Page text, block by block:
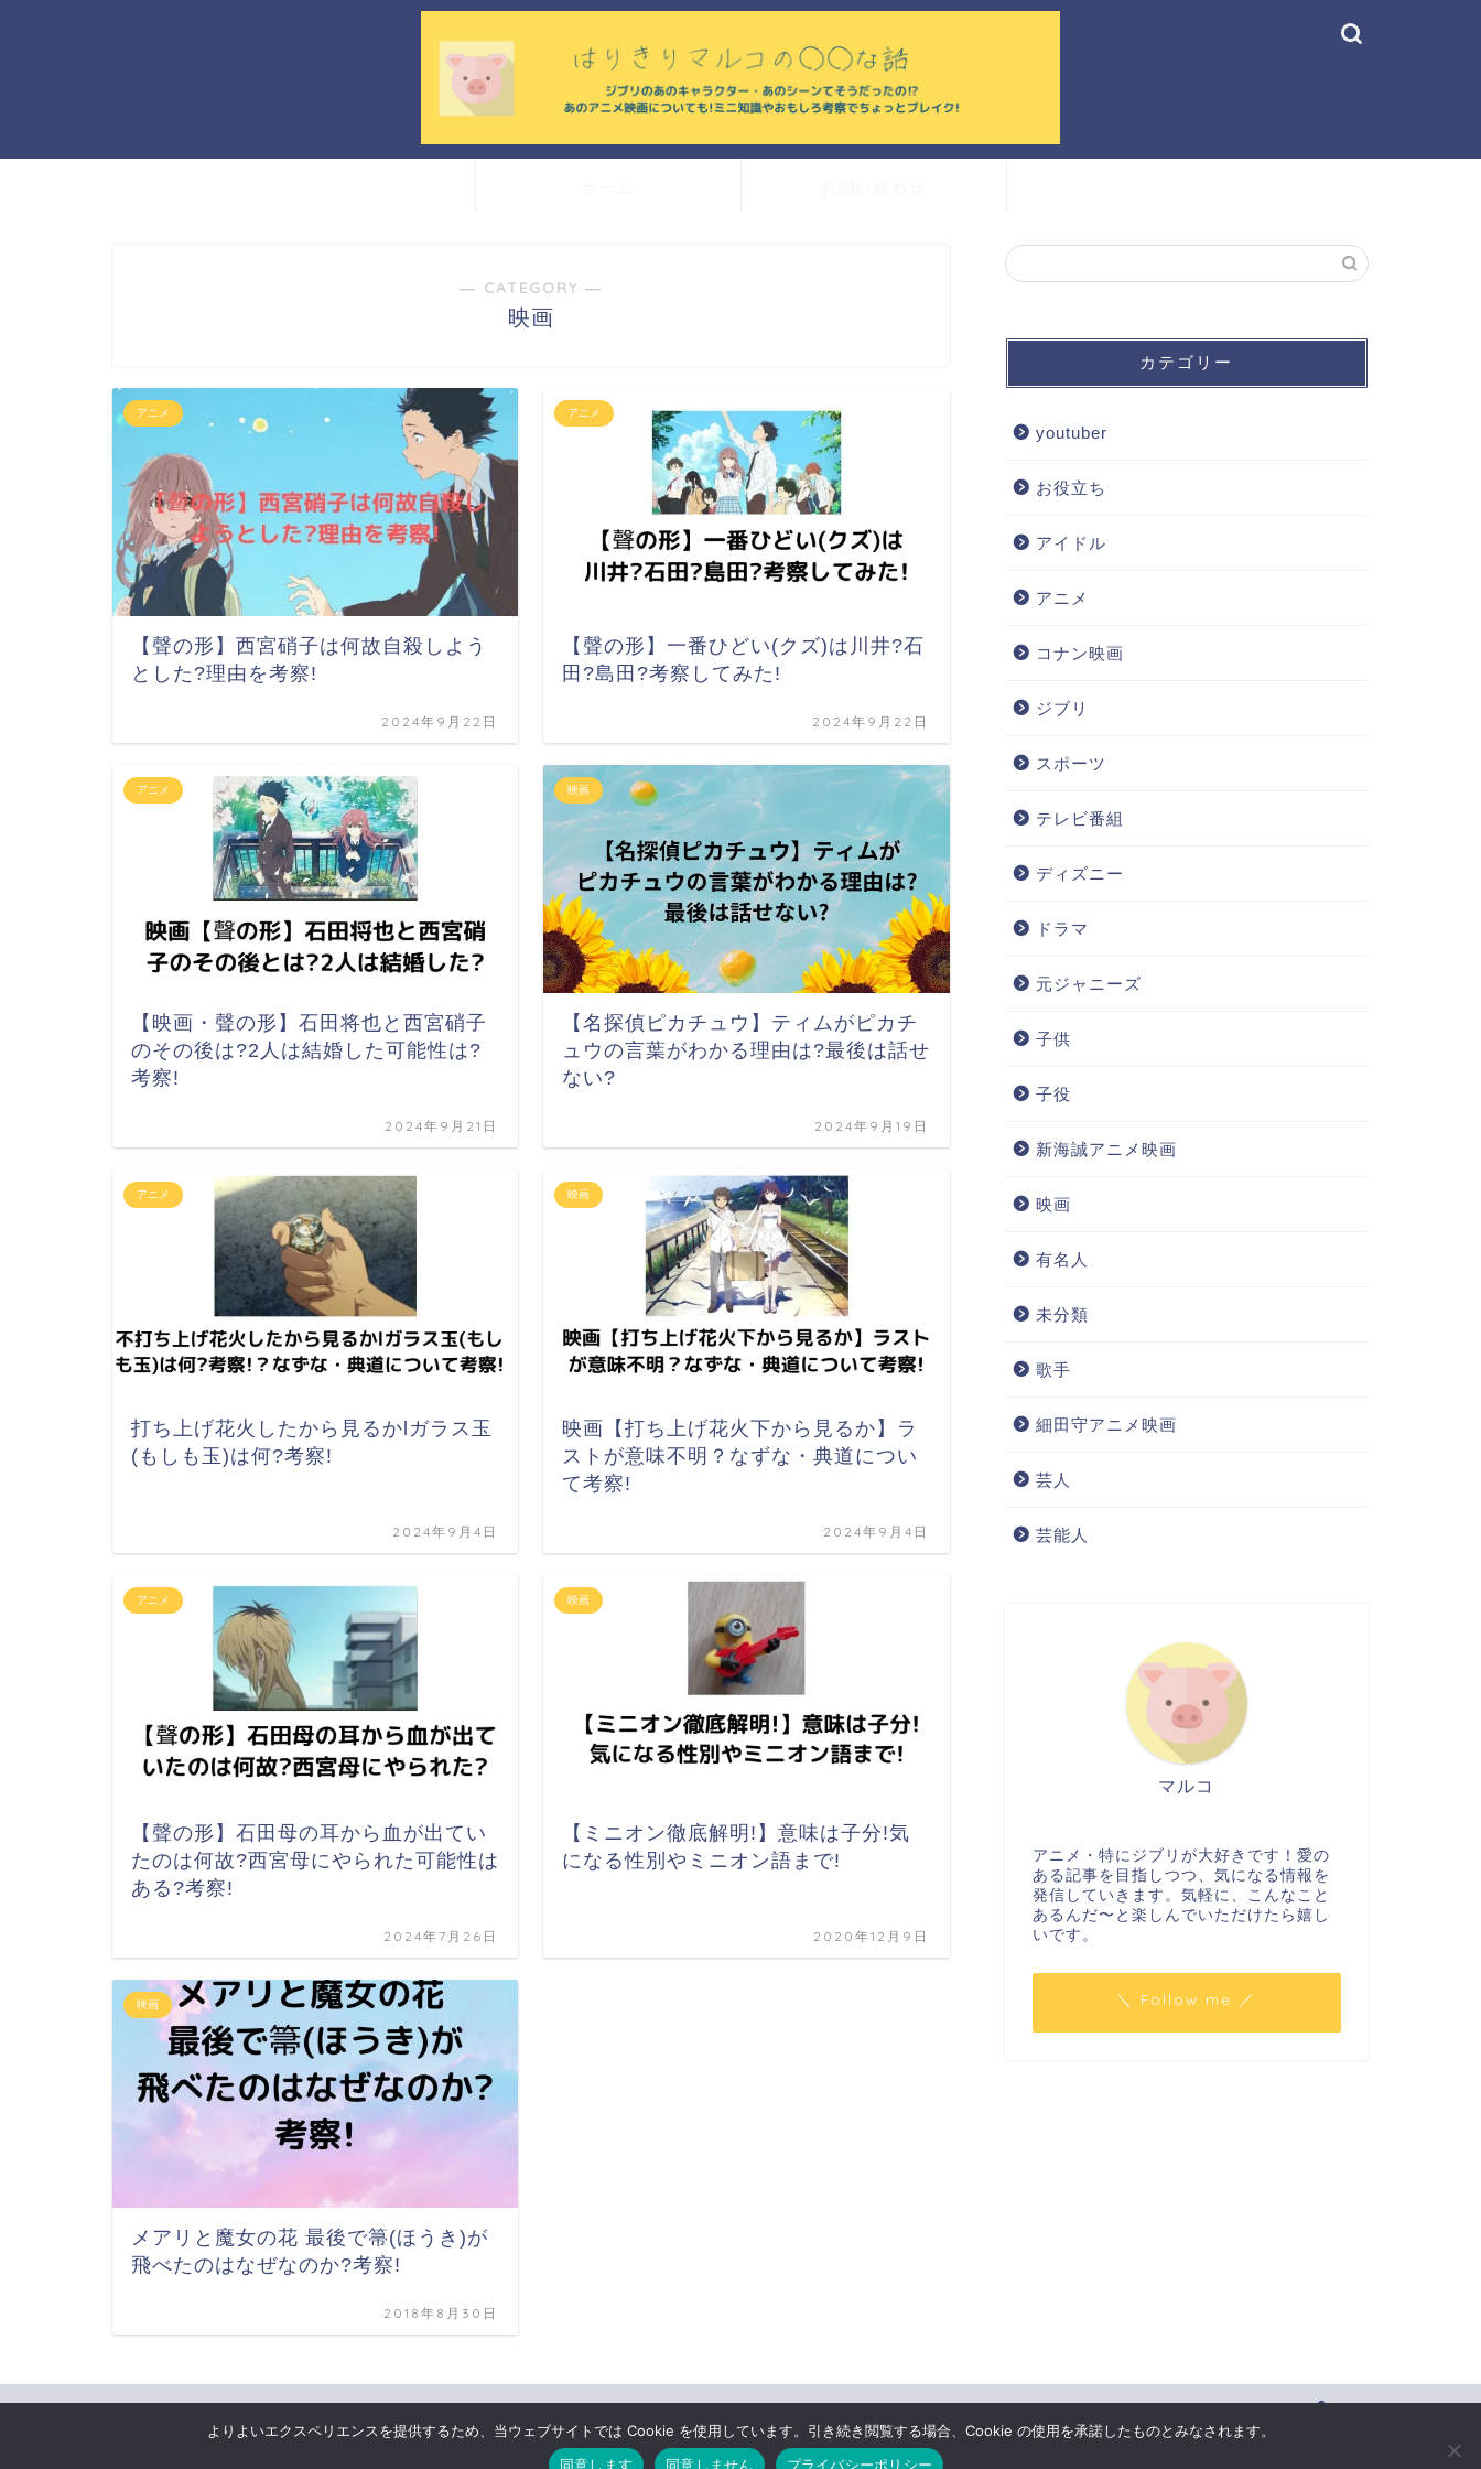
― CATEGORY ―
映画
アニメ
【聲の形】西宮硝子は何故自殺しよう
とした?理由を考察!
2024年9月22日
アニメ
【聲の形】一番ひどい(クズ)は川井?石
田?島田?考察してみた!
2024年9月22日
アニメ
【映画・聲の形】石田将也と西宮硝子
のその後は?2人は結婚した可能性は?
考察!
2024年9月21日
映画
【名探偵ピカチュウ】ティムがピカチ
ュウの言葉がわかる理由は?最後は話せ
ない?
2024年9月19日
アニメ
打ち上げ花火したから見るかlガラス玉
(もしも玉)は何?考察!
2024年9月4日
映画
映画【打ち上げ花火下から見るか】ラ
ストが意味不明？なずな・典道につい
て考察!
2024年9月4日
アニメ
【聲の形】石田母の耳から血が出てい
たのは何故?西宮母にやられた可能性は
ある?考察!
2024年7月26日
映画
【ミニオン徹底解明!】意味は子分!気
になる性別やミニオン語まで!
2020年12月9日
映画
メアリと魔女の花 最後で箒(ほうき)が
飛べたのはなぜなのか?考察!
2018年8月30日
カテゴリー
youtuber
お役立ち
アイドル
アニメ
コナン映画
ジブリ
スポーツ
テレビ番組
ディズニー
ドラマ
元ジャニーズ
子供
子役
新海誠アニメ映画
映画
有名人
未分類
歌手
細田守アニメ映画
芸人
芸能人
マルコ
アニメ・特にジブリが大好きです！愛の
ある記事を目指しつつ、気になる情報を
発信していきます。気軽に、こんなこと
あるんだ〜と楽しんでいただけたら嬉し
いです。
＼ Follow me ／
よりよいエクスペリエンスを提供するため、当ウェブサイトでは Cookie を使用しています。引き続き閲覧する場合、Cookie の使用を承諾したものとみなされます。
同意します
同意しません プライバシーポリシー